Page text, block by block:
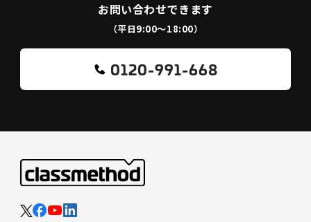
お問い合わせできます
（平日9:00〜18:00）
0120-991-668